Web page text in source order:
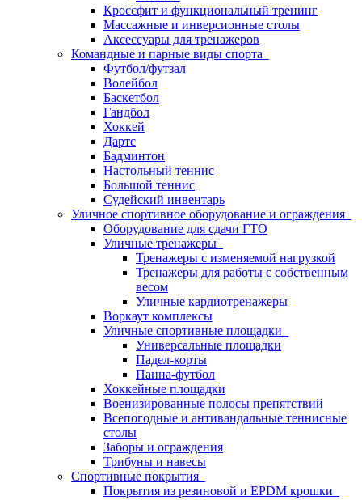
Кроссфит и функциональный тренинг
Массажные и инверсионные столы
Аксессуары для тренажеров
Командные и парные виды спорта
Футбол/футзал
Волейбол
Баскетбол
Гандбол
Хоккей
Дартс
Бадминтон
Настольный теннис
Большой теннис
Судейский инвентарь
Уличное спортивное оборудование и ограждения
Оборудование для сдачи ГТО
Уличные тренажеры
Тренажеры с изменяемой нагрузкой
Тренажеры для работы с собственным
весом
Уличные кардиотренажеры
Воркаут комплексы
Уличные спортивные площадки
Универсальные площадки
Падел-корты
Панна-футбол
Хоккейные площадки
Военизированные полосы препятствий
Всепогодные и антивандальные теннисные
столы
Заборы и ограждения
Трибуны и навесы
Спортивные покрытия
Покрытия из резиновой и EPDM крошки